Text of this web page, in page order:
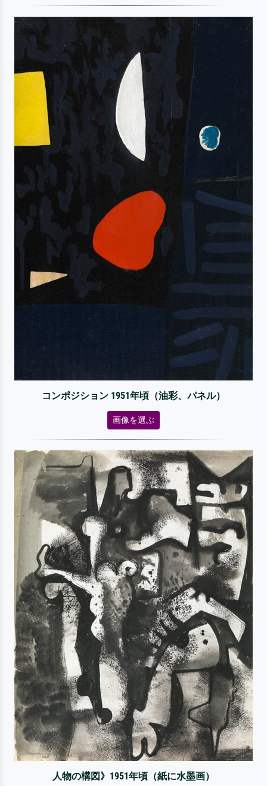
コンポジション 1951年頃（油彩、パネル）
画像を選ぶ
人物の構図》1951年頃（紙に水墨画）